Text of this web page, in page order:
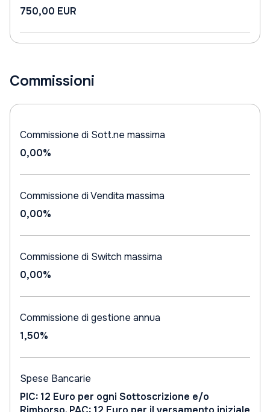
750,00 EUR
Commissioni
Commissione di Sott.ne massima
0,00%
Commissione di Vendita massima
0,00%
Commissione di Switch massima
0,00%
Commissione di gestione annua
1,50%
Spese Bancarie
PIC: 12 Euro per ogni Sottoscrizione e/o